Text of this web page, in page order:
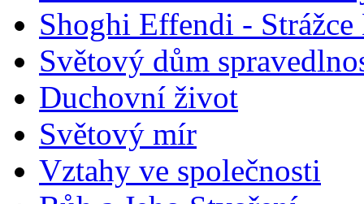
Shoghi Effendi -
Světový dům
Duchovní život
Světový mír
Vztahy ve společnosti